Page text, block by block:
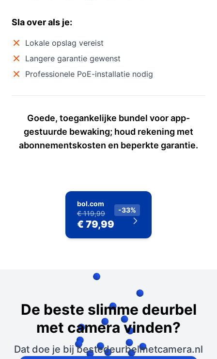
Sla over als je:
Lokale opslag vereist
Langere garantie gewenst
Professionele PoE-installatie nodig
Goede, toegankelijke bundel voor app-
gestuurde bewaking; houd rekening met
abonnementskosten en beperkte garantie.
bol.com
€ 119,99
€ 79,99
-33%
De beste slimme deurbel
met camera vinden?
Dat doe je bij bestedeurbelmetcamera.nl